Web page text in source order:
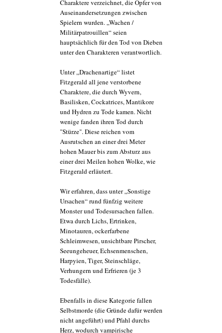
Charaktere verzeichnet, die Opfer von
Auseinandersetzungen zwischen
Spielern wurden. „Wachen /
Militärpatrouillen“ seien
hauptsächlich für den Tod von Dieben
unter den Charakteren verantwortlich.
Unter „Drachenartige“ listet
Fitzgerald all jene verstorbene
Charaktere, die durch Wyvern,
Basilisken, Cockatrices, Mantikore
und Hydren zu Tode kamen. Nicht
wenige fanden ihren Tod durch
"Stürze". Diese reichen vom
Ausrutschen an einer drei Meter
hohen Mauer bis zum Absturz aus
einer drei Meilen hohen Wolke, wie
Fitzgerald erläutert.
Wir erfahren, dass unter „Sonstige
Ursachen“ rund fünfzig weitere
Monster und Todesursachen fallen.
Etwa durch Lichs, Ertrinken,
Minotauren, ockerfarbene
Schleimwesen, unsichtbare Pirscher,
Seeungeheuer, Echsenmenschen,
Harpyien, Tiger, Steinschläge,
Verhungern und Erfrieren (je 3
Todesfälle).
Ebenfalls in diese Kategorie fallen
Selbstmorde (die Gründe dafür werden
nicht angeführt) und Pfahl durchs
Herz, wodurch vampirische